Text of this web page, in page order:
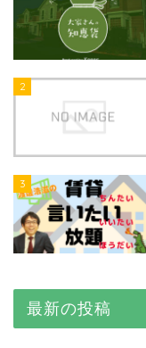
2
3
最新の投稿